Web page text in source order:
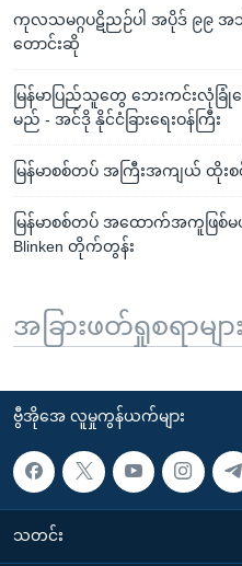
ကုလသမဂ္ဂပဋိညဉ်ပါ အပိုဒ် ၉၉ အသုံ
တောင်းဆို
မြန်မာပြည်သူတွေ ဘေးကင်းလုံခြုံရ
မည် - အင်ဒို နိုင်ငံခြားရေးဝန်ကြီး
မြန်မာစစ်တပ် အကြီးအကျယ် ထိုး
မြန်မာစစ်တပ် အထောက်အကူဖြစ်မ
Blinken တိုက်တွန်း
အခြားဖတ်ရှုစရာများ
ဗွီအိုအေ လူမှုကွန်ယက်များ
သတင်း